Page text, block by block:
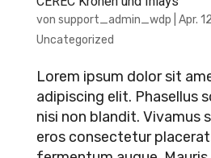
von support_admin_wdp Apr.
Uncategorized
Lorem ipsum dolor sit
adipiscing elit. Phasellus
nisi non blandit. Vivamus
eros consectetur